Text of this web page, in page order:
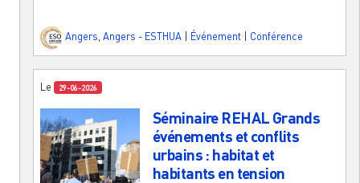
Angers Angers - ESTHUA Événement Conférence
Le 29-06-2026
Séminaire REHAL Grands
événements et conflits
urbains : habitat et
habitants en tension